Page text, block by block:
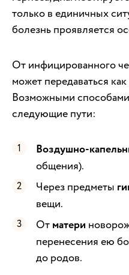
только в единичных
болезнь проявляется
От инфицированного
может передаваться
Возможными
следующие пути:
Воздушно-
общения).
Через предметы
вещи.
От матери
перенесения ею
до родов.